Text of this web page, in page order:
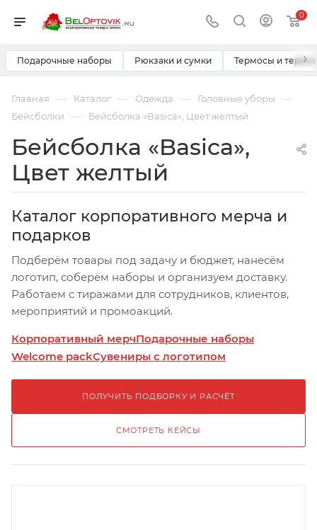
0
Подарочные наборы Рюкзаки и сумки Термосы и ›
Главная — Каталог — Одежда — Головные уборы —
Бейсболки — Бейсболка «Basica», Цвет желтый
Бейсболка «Basica»,
Цвет желтый
Каталог корпоративного мерча и
подарков
Подберём товары под задачу и бюджет, нанесём
логотип, соберём наборы и организуем доставку.
Работаем с тиражами для сотрудников, клиентов,
мероприятий и промоакций.
Корпоративный мерчПодарочные наборы
Welcome packСувениры с логотипом
ПОЛУЧИТЬ ПОДБОРКУ И РАСЧЁТ
СМОТРЕТЬ КЕЙСЫ